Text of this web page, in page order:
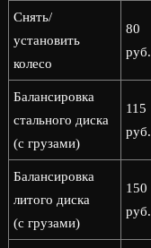
Снять/
установить
колесо
80
руб.
Балансировка
стального диска
(с грузами)
115
руб.
Балансировка
литого диска
(с грузами)
150
руб.